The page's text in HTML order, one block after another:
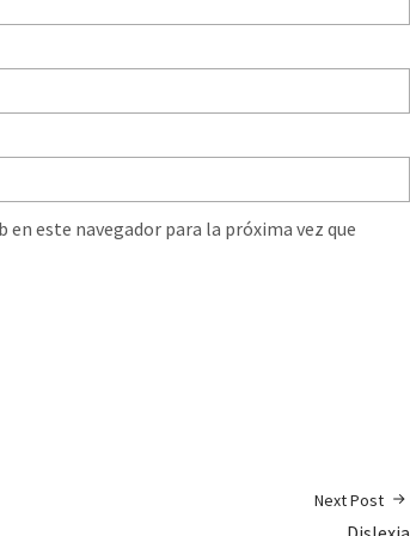
este navegador para la próxima vez que
Next Post